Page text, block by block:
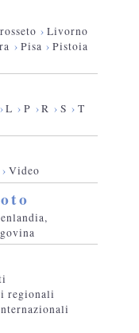
› Livorno
› Pisa › Pistoia
›L › P ›R › S › T
› Video
regionali